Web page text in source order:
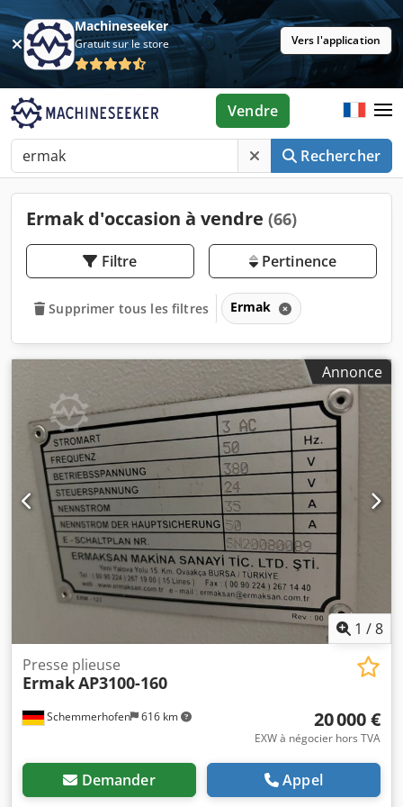
Machineseeker
Gratuit sur le store Vers l'application
Rechercher
Vendre
Ermak d'occasion à vendre (66)
Filtre Pertinence
Supprimer tous les filtres Ermak
Annonce
1 /8
Schemmerhofen 616 km
Presse plieuse
ErmakAP3100-160
20 000 €
EXW à négocier hors TVA
Demander Appel